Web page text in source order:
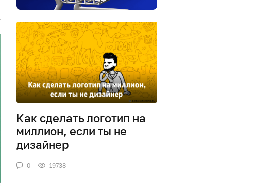
Как сделать логотип на
миллион, если ты не
дизайнер
0 19738